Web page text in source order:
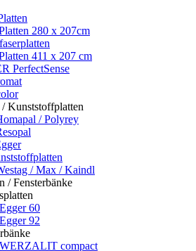
280 x 207cm
411 x 207 cm
PerfectSense
Kunststoffplatten
/ Polyrey
/ Max / Kaindl
/ Fensterbänke
Egger 60
Egger 92
WERZALIT compact